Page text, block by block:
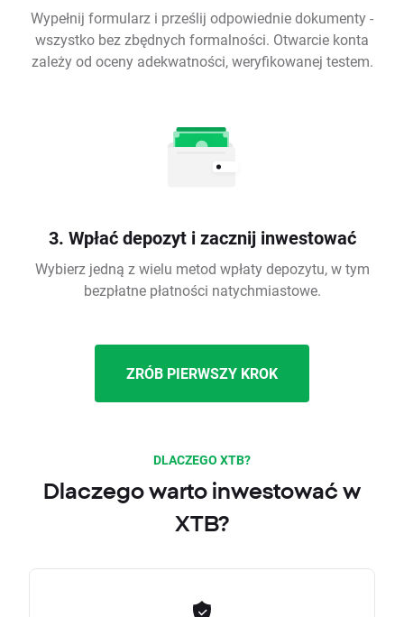
Wypełnij formularz i prześlij odpowiednie dokumenty -
wszystko bez zbędnych formalności. Otwarcie konta
zależy od oceny adekwatności, weryfikowanej testem.
3. Wpłać depozyt i zacznij inwestować
Wybierz jedną z wielu metod wpłaty depozytu, w tym
bezpłatne płatności natychmiastowe.
ZRÓB PIERWSZY KROK
DLACZEGO XTB?
Dlaczego warto inwestować w
XTB?